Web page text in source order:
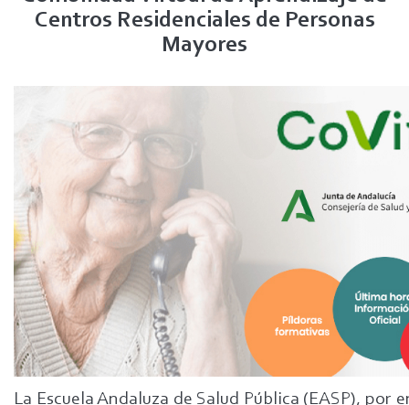
Centros Residenciales de Personas
Mayores
La Escuela Andaluza de Salud Pública (EASP),